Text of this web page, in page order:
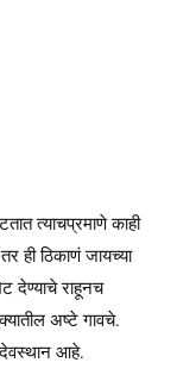
त्याचप्रमाणे काही
ही ठिकाणं जायच्या
देण्याचे राहूनच
अष्टे गावचे.
देवस्थान आहे.